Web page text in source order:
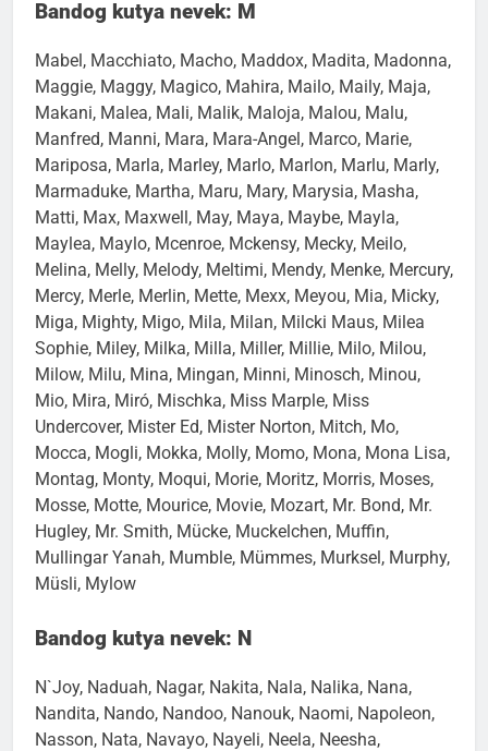
Bandog kutya nevek: M
Mabel, Macchiato, Macho, Maddox, Madita, Madonna,
Maggie, Maggy, Magico, Mahira, Mailo, Maily, Maja,
Makani, Malea, Mali, Malik, Maloja, Malou, Malu,
Manfred, Manni, Mara, Mara-Angel, Marco, Marie,
Mariposa, Marla, Marley, Marlo, Marlon, Marlu, Marly,
Marmaduke, Martha, Maru, Mary, Marysia, Masha,
Matti, Max, Maxwell, May, Maya, Maybe, Mayla,
Maylea, Maylo, Mcenroe, Mckensy, Mecky, Meilo,
Melina, Melly, Melody, Meltimi, Mendy, Menke, Mercury,
Mercy, Merle, Merlin, Mette, Mexx, Meyou, Mia, Micky,
Miga, Mighty, Migo, Mila, Milan, Milcki Maus, Milea
Sophie, Miley, Milka, Milla, Miller, Millie, Milo, Milou,
Milow, Milu, Mina, Mingan, Minni, Minosch, Minou,
Mio, Mira, Miró, Mischka, Miss Marple, Miss
Undercover, Mister Ed, Mister Norton, Mitch, Mo,
Mocca, Mogli, Mokka, Molly, Momo, Mona, Mona Lisa,
Montag, Monty, Moqui, Morie, Moritz, Morris, Moses,
Mosse, Motte, Mourice, Movie, Mozart, Mr. Bond, Mr.
Hugley, Mr. Smith, Mücke, Muckelchen, Muffin,
Mullingar Yanah, Mumble, Mümmes, Murksel, Murphy,
Müsli, Mylow
Bandog kutya nevek: N
N`Joy, Naduah, Nagar, Nakita, Nala, Nalika, Nana,
Nandita, Nando, Nandoo, Nanouk, Naomi, Napoleon,
Nasson, Nata, Navayo, Nayeli, Neela, Neesha,